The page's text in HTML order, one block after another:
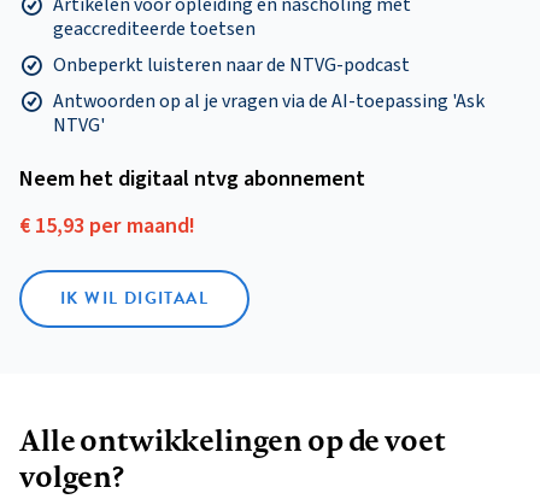
Artikelen voor opleiding en nascholing mét
geaccrediteerde toetsen
Onbeperkt luisteren naar de NTVG-podcast
Antwoorden op al je vragen via de AI-toepassing 'Ask
NTVG'
Neem het digitaal ntvg abonnement
€ 15,93 per maand!
IK WIL DIGITAAL
Alle ontwikkelingen op de voet
volgen?